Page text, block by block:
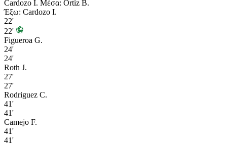
Cardozo I. Μέσα: Ortiz B.
Έξω: Cardozo I.
22'
22'
Figueroa G.
24'
24'
Roth J.
27'
27'
Rodriguez C.
41'
41'
Camejo F.
41'
41'